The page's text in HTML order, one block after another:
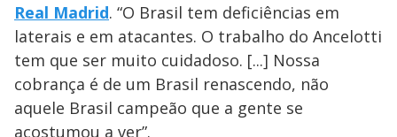
Real Madrid. “O Brasil tem deficiências em
laterais e em atacantes. O trabalho do Ancelotti
tem que ser muito cuidadoso. [...] Nossa
cobrança é de um Brasil renascendo, não
aquele Brasil campeão que a gente se
acostumou a ver”.